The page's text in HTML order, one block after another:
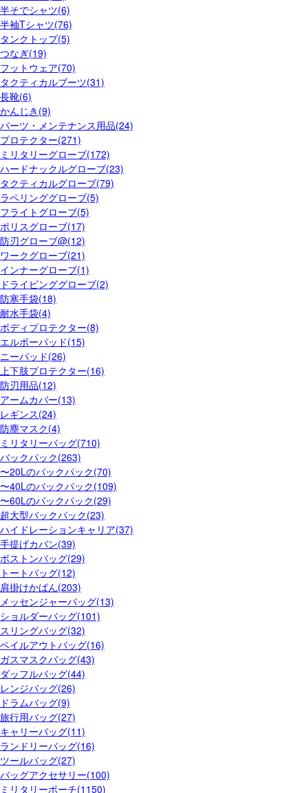
半そでシャツ(6)
半袖Tシャツ(76)
タンクトップ(5)
つなぎ(19)
フットウェア(70)
タクティカルブーツ(31)
長靴(6)
かんじき(9)
パーツ・メンテナンス用品(24)
プロテクター(271)
ミリタリーグローブ(172)
ハードナックルグローブ(23)
タクティカルグローブ(79)
ラペリンググローブ(5)
フライトグローブ(5)
ポリスグローブ(17)
防刃グローブ@(12)
ワークグローブ(21)
インナーグローブ(1)
ドライビンググローブ(2)
防寒手袋(18)
耐水手袋(4)
ボディプロテクター(8)
エルボーパッド(15)
ニーパッド(26)
上下肢プロテクター(16)
防刃用品(12)
アームカバー(13)
レギンス(24)
防塵マスク(4)
ミリタリーバッグ(710)
バックパック(263)
〜20Lのバックパック(70)
〜40Lのバックパック(109)
〜60Lのバックパック(29)
超大型バックパック(23)
ハイドレーションキャリア(37)
手提げカバン(39)
ボストンバッグ(29)
トートバッグ(12)
肩掛けかばん(203)
メッセンジャーバッグ(13)
ショルダーバッグ(101)
スリングバッグ(32)
ベイルアウトバッグ(16)
ガスマスクバッグ(43)
ダッフルバッグ(44)
レンジバッグ(26)
ドラムバッグ(9)
旅行用バッグ(27)
キャリーバッグ(11)
ランドリーバッグ(16)
ツールバッグ(27)
バッグアクセサリー(100)
ミリタリーポーチ(1150)